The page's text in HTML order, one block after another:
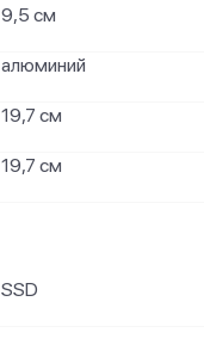
9,5 см
алюминий
19,7 см
19,7 см
SSD